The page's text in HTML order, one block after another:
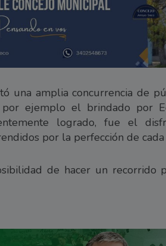
una amplia concurrencia de
ejemplo el brindado por
logrado, fue el
por la perfección de cada
de hacer un